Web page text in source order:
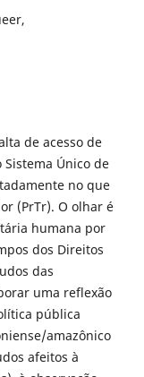
de acesso de
Único de
no que
(PrTr). O olhar é
humana por
dos Direitos
das
uma reflexão
pública
amazônico
afeitos à